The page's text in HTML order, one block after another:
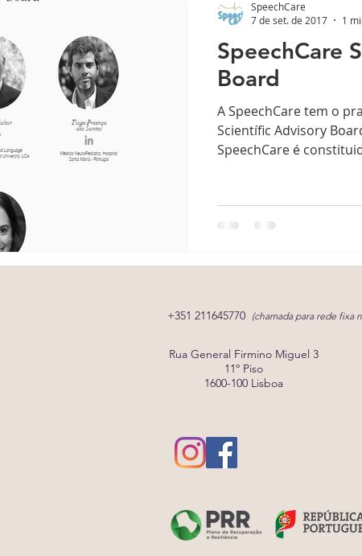
SpeechCare
Board
A SpeechCare tem o
Scientífic Advisory
SpeechCare é
SpeechCare
7 de set. de 2017
1
+351 211645770 (chamada para rede fixa
Rua General Firmino Miguel 3
11º Piso
1600-100 Lisboa